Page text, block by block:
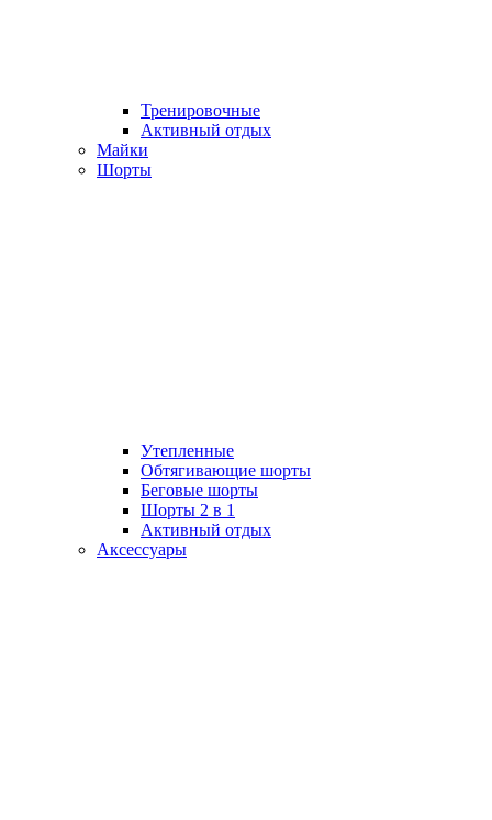
Тренировочные
Активный отдых
Майки
Шорты
Утепленные
Обтягивающие шорты
Беговые шорты
Шорты 2 в 1
Активный отдых
Аксессуары